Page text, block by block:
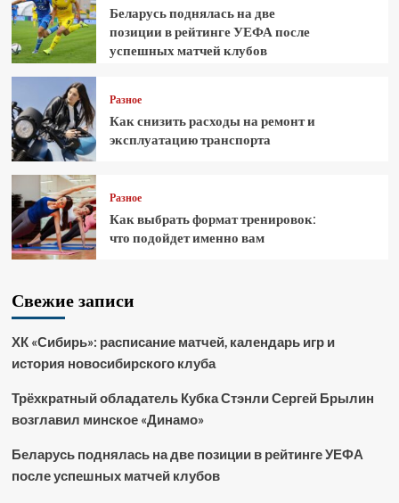
Беларусь поднялась на две
позиции в рейтинге УЕФА после
успешных матчей клубов
Разное
Как снизить расходы на ремонт и
эксплуатацию транспорта
Разное
Как выбрать формат тренировок:
что подойдет именно вам
Свежие записи
ХК «Сибирь»: расписание матчей, календарь игр и
история новосибирского клуба
Трёхкратный обладатель Кубка Стэнли Сергей Брылин
возглавил минское «Динамо»
Беларусь поднялась на две позиции в рейтинге УЕФА
после успешных матчей клубов